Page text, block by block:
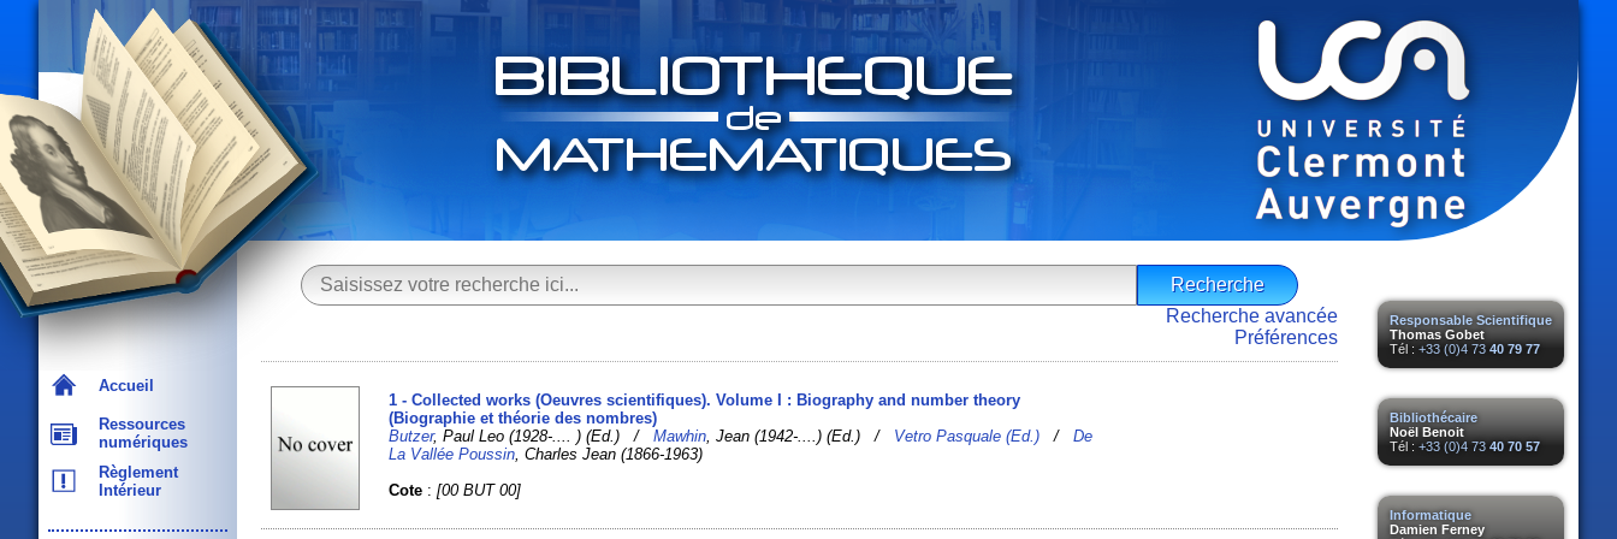
Accueil
Ressources
numériques
Règlement
Intérieur
Responsable Scientifique
Thomas Gobet
Tél : +33 (0)4 73 40 79 77
Bibliothécaire
Noël Benoit
Tél : +33 (0)4 73 40 70 57
Informatique
Damien Ferney
Recherche avancée
Préférences
1 - Collected works (Oeuvres scientifiques). Volume I : Biography and number theory
(Biographie et théorie des nombres)
Butzer, Paul Leo (1928-.... ) (Ed.) /Mawhin , Jean (1942-....) (Ed.) / Vetro Pasquale (Ed.) /De
La Vallée Poussin , Charles Jean (1866-1963)
Cote :[00 BUT 00]